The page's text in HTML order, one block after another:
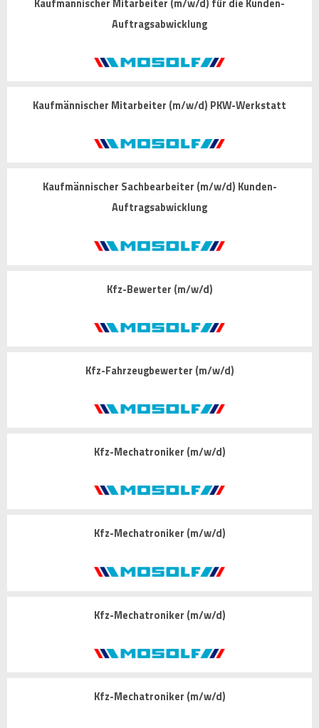
Kaufmännischer Mitarbeiter (m/w/d) für die Kunden-
Auftragsabwicklung
Kaufmännischer Mitarbeiter (m/w/d) PKW-Werkstatt
Kaufmännischer Sachbearbeiter (m/w/d) Kunden-
Auftragsabwicklung
Kfz-Bewerter (m/w/d)
Kfz-Fahrzeugbewerter (m/w/d)
Kfz-Mechatroniker (m/w/d)
Kfz-Mechatroniker (m/w/d)
Kfz-Mechatroniker (m/w/d)
Kfz-Mechatroniker (m/w/d)